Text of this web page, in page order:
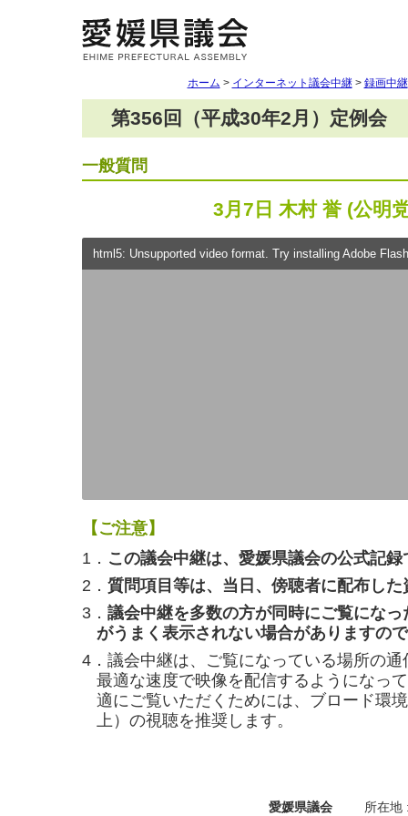
ホーム > インターネット議会中継> 録画中継
第356回（平成30年2月）定例会
一般質問
3月7日 木村 誉 (公明
html5: Unsupported video format. Try installing Adobe
【ご注意】
1． この議会中継は、愛媛県議会の公式記
2． 質問項目等は、当日、傍聴者に配布した
3． 議会中継を多数の方が同時にご覧にな
がうまく表示されない場合がありますの
4．議会中継は、ご覧になっている場所の
最適な速度で映像を配信するようになっ
適にご覧いただくためには、ブロード環
上）の視聴を推奨します。
愛媛県議会
所在地